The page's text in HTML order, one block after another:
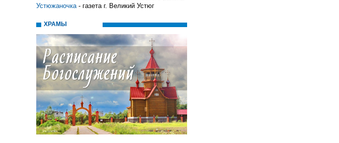
Устюжаночка - газета г. Великий Устюг
ХРАМЫ